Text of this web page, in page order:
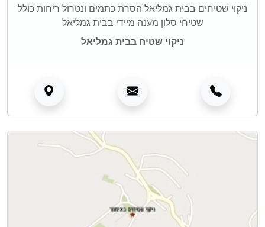
ניקוי שטיחים בבית גמליאל הסרת כתמים ונטרול ריחות כולל
שטיחי סלון מענה מיידי בבית גמליאל
ניקוי שטיח בבית גמליאל